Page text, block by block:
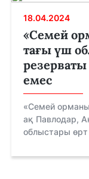
18.04.2024
«Семей
тағы үш
емес
«Семей
ақ Павлодар,
облыстары өрт